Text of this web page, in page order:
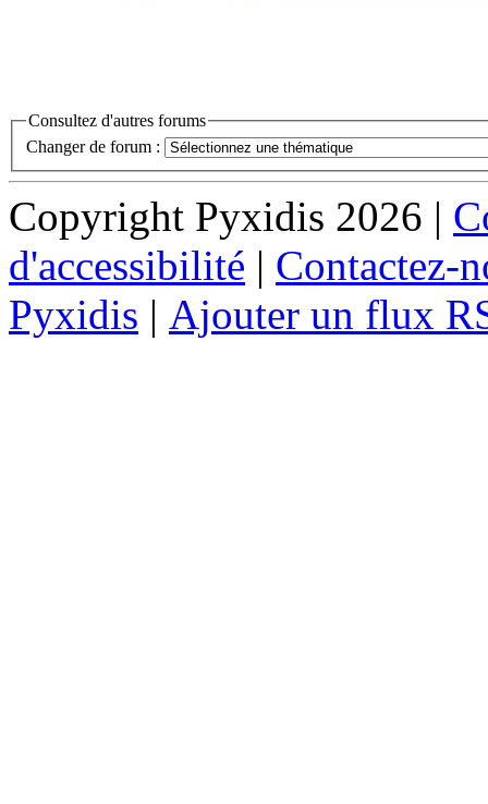
Consultez d'autres forums
Changer de forum :
Copyright Pyxidis 2026 |
d'accessibilité | Contactez-
Pyxidis | Ajouter un flux